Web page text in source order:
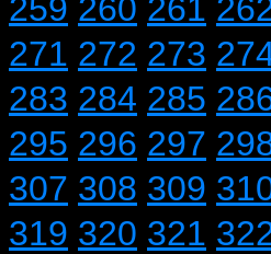
259 260 261
271 272 273
283 284 285
295 296 297
307 308 309
319 320 321